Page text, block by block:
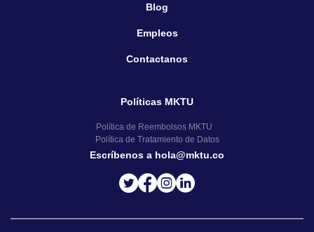
Blog
Empleos
Contactanos
Políticas MKTU
Política de Reembolsos MKTU
Política de Tratamiento de Datos
Escríbenos a hola@mktu.co